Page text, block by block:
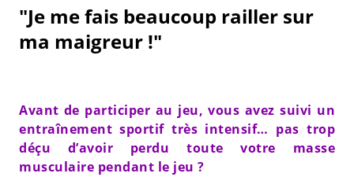
"Je me fais beaucoup railler sur
ma maigreur !"
Avant de participer au jeu, vous avez suivi un
entraînement sportif très intensif… pas trop
déçu d’avoir perdu toute votre masse
musculaire pendant le jeu ?